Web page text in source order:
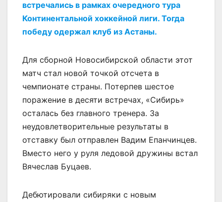
встречались в рамках очередного тура
Континентальной хоккейной лиги. Тогда
победу одержал клуб из Астаны.
Для сборной Новосибирской области этот
матч стал новой точкой отсчета в
чемпионате страны. Потерпев шестое
поражение в десяти встречах, «Сибирь»
осталась без главного тренера. За
неудовлетворительные результаты в
отставку был отправлен Вадим Епанчинцев.
Вместо него у руля ледовой дружины встал
Вячеслав Буцаев.
Дебютировали сибиряки с новым